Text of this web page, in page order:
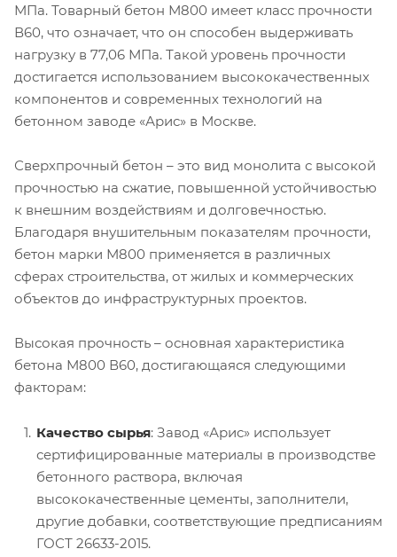
МПа. Товарный бетон М800 имеет класс прочности
В60, что означает, что он способен выдерживать
нагрузку в 77,06 МПа. Такой уровень прочности
достигается использованием высококачественных
компонентов и современных технологий на
бетонном заводе «Арис» в Москве.
Сверхпрочный бетон – это вид монолита с высокой
прочностью на сжатие, повышенной устойчивостью
к внешним воздействиям и долговечностью.
Благодаря внушительным показателям прочности,
бетон марки М800 применяется в различных
сферах строительства, от жилых и коммерческих
объектов до инфраструктурных проектов.
Высокая прочность – основная характеристика
бетона М800 В60, достигающаяся следующими
факторам:
Качество сырья: Завод «Арис» использует
сертифицированные материалы в производстве
бетонного раствора, включая
высококачественные цементы, заполнители,
другие добавки, соответствующие предписаниям
ГОСТ 26633-2015.